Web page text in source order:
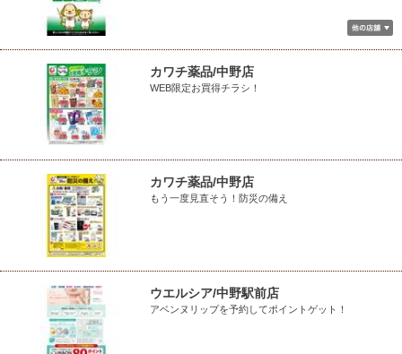
カワチ薬品/中野店
WEB限定お買得チラシ！
カワチ薬品/中野店
もう一度見直そう！防災の備え
ウエルシア/中野駅前店
アベンヌリップを予約してポイントゲット！